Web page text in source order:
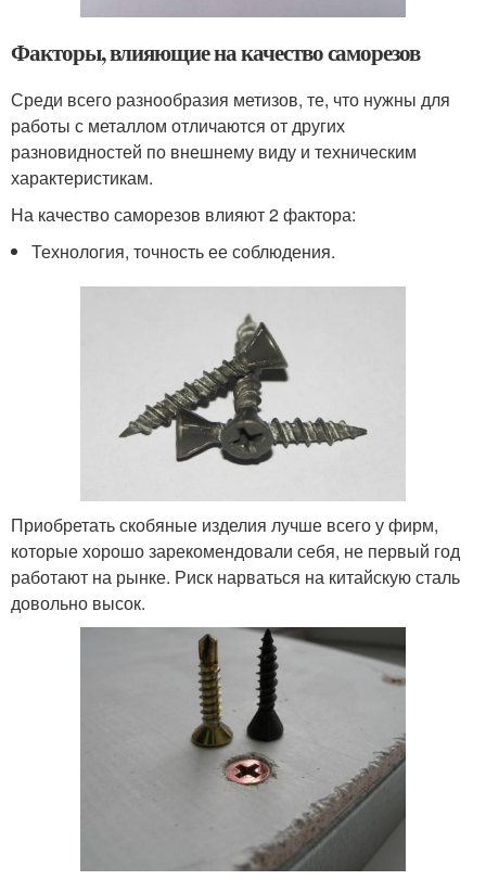
Факторы, влияющие на качество саморезов
Среди всего разнообразия метизов, те, что нужны для
работы с металлом отличаются от других
разновидностей по внешнему виду и техническим
характеристикам.
На качество саморезов влияют 2 фактора:
Технология, точность ее соблюдения.
Приобретать скобяные изделия лучше всего у фирм,
которые хорошо зарекомендовали себя, не первый год
работают на рынке. Риск нарваться на китайскую сталь
довольно высок.